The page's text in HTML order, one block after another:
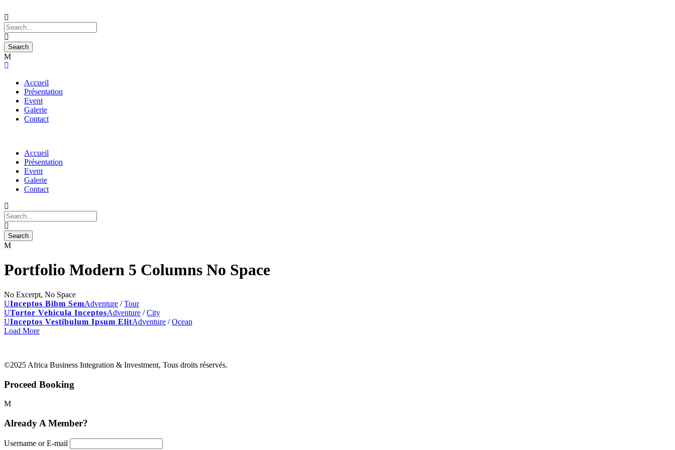
Accueil
Présentation
Event
Galerie
Contact
Accueil
Présentation
Event
Galerie
Contact
Portfolio Modern 5 Columns No Space
No Excerpt, No Space
Inceptos Bibm SemAdventure / Tour
Tortor Vehicula InceptosAdventure / City
Inceptos Vestibulum Ipsum ElitAdventure / Ocean
Load More
©2025 Africa Business Integration & Investment, Tous droits réservés.
Proceed Booking
Already A Member?
Username or E-mail